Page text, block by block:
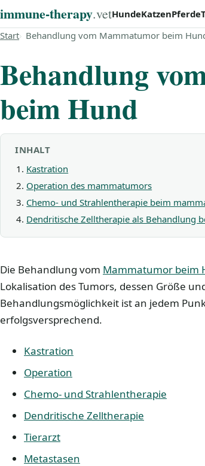
immune‑therapy.vetHundeKatzenPferde
Start Behandlung vom Mammatumor beim
Behandlung
beim Hund
INHALT
Kastration
Operation des mammatumors
Chemo- und Strahlentherapie beim
Dendritische Zelltherapie als Behandlung
Die Behandlung vom Mammatumor beim
Lokalisation des Tumors, dessen Größe
Behandlungsmöglichkeit ist an jedem
erfolgsversprechend.
Kastration
Operation
Chemo- und Strahlentherapie
Dendritische Zelltherapie
Tierarzt
Metastasen